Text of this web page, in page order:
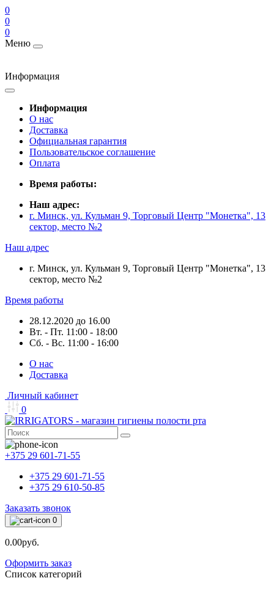
0
0
0
Меню
Информация
Информация
О нас
Доставка
Официальная гарантия
Пользовательское соглашение
Оплата
Время работы:
Наш адрес:
г. Минск, ул. Кульман 9, Торговый Центр "Монетка", 13
сектор, место №2
Наш адрес
г. Минск, ул. Кульман 9, Торговый Центр "Монетка", 13
сектор, место №2
Время работы
28.12.2020 до 16.00
Вт. - Пт. 11:00 - 18:00
Сб. - Вс. 11:00 - 16:00
О нас
Доставка
Личный кабинет
0
+375 29 601-71-55
+375 29 601-71-55
+375 29 610-50-85
Заказать звонок
0
0.00руб.
Оформить заказ
Список категорий